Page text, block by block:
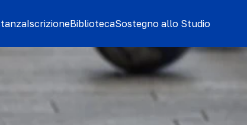
IscrizioneBibliotecaSostegno allo Studio